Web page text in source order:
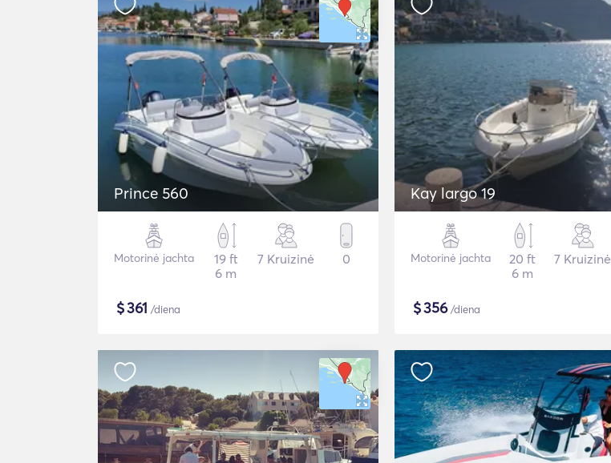
Prince 560
Motorinė jachta
19 ft
6 m
7 Kruizinė 0
$361 /diena
Kay largo 19
Motorinė jachta
20 ft
6 m
7 Kruizinė
$356/diena